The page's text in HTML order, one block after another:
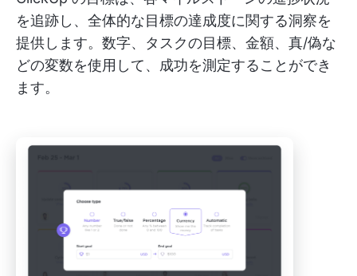
を追跡し、全体的な目標の達成度に関する洞察を
提供します。数字、タスクの目標、金額、真/偽な
どの変数を使用して、成功を測定することができ
ます。